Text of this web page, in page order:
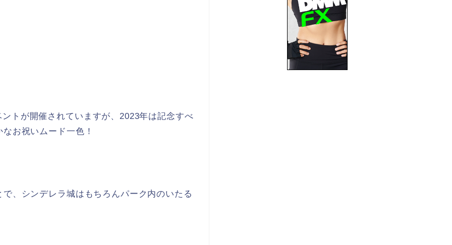
トが開催されていますが、2023年は記念すべ
お祝いムード一色！
で、シンデレラ城はもちろんパーク内のいたる